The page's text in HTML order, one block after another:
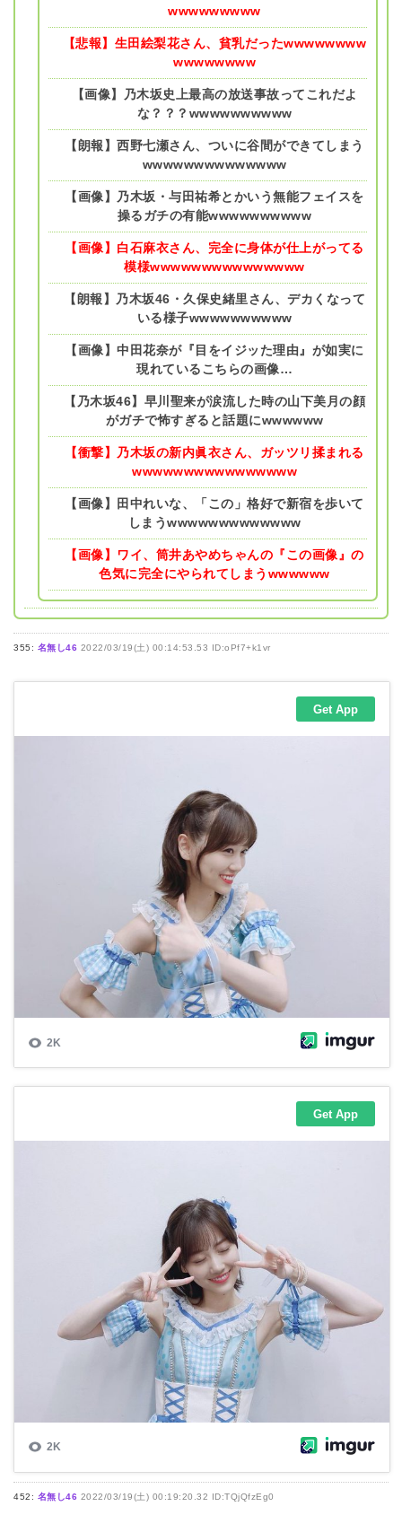
wwwwwwwww
【悲報】生田絵梨花さん、貧乳だったwwwwwwww
wwwwwwww
【画像】乃木坂史上最高の放送事故ってこれだよ
な？？？wwwwwwwwww
【朗報】西野七瀬さん、ついに谷間ができてしまう
wwwwwwwwwwwwww
【画像】乃木坂・与田祐希とかいう無能フェイスを
操るガチの有能wwwwwwwwww
【画像】白石麻衣さん、完全に身体が仕上がってる
模様wwwwwwwwwwwwwww
【朗報】乃木坂46・久保史緒里さん、デカくなって
いる様子wwwwwwwwww
【画像】中田花奈が『目をイジッた理由』が如実に
現れているこちらの画像…
【乃木坂46】早川聖来が涙流した時の山下美月の顔
がガチで怖すぎると話題にwwwwww
【衝撃】乃木坂の新内眞衣さん、ガッツリ揉まれる
wwwwwwwwwwwwwwww
【画像】田中れいな、「この」格好で新宿を歩いて
しまうwwwwwwwwwwwww
【画像】ワイ、筒井あやめちゃんの『この画像』の
色気に完全にやられてしまうwwwwww
355: 名無し46 2022/03/19(土) 00:14:53.53 ID:oPf7+k1vr
452: 名無し46 2022/03/19(土) 00:19:20.32 ID:TQjQfzEg0